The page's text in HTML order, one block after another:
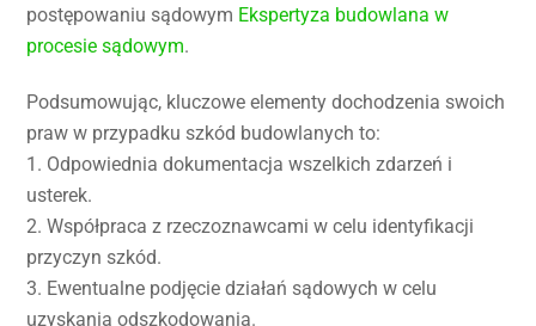
postępowaniu sądowym Ekspertyza budowlana w
procesie sądowym.
Podsumowując, kluczowe elementy dochodzenia swoich
praw w przypadku szkód budowlanych to:
1. Odpowiednia dokumentacja wszelkich zdarzeń i
usterek.
2. Współpraca z rzeczoznawcami w celu identyfikacji
przyczyn szkód.
3. Ewentualne podjęcie działań sądowych w celu
uzyskania odszkodowania.